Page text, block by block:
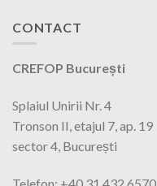
CONTACT
CREFOP București
Splaiul Unirii Nr. 4
Tronson II, etajul 7, ap. 19
sector 4, București
Telefon: +40 31 432 6570